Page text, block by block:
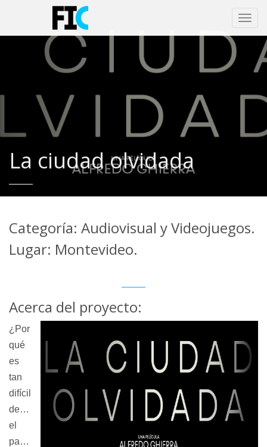
La ciudad olvidada
Categoría: Audiovisual y Videojuegos.
Lugar: Montevideo.
Acerca del proyecto:
¿Por
qué
es
tan
difícil
defender
el
patrimonio